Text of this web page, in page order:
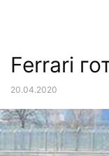
Ferrari
20.04.2020